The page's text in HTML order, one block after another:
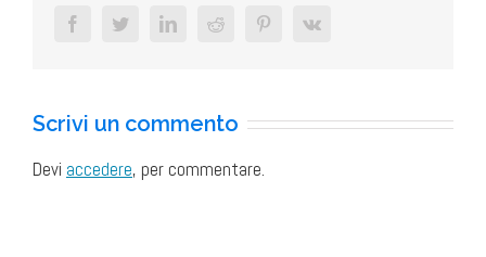
FacebookTwitterLinkedInReddit PinterestVk
Scrivi un commento
Devi accedere, per commentare.